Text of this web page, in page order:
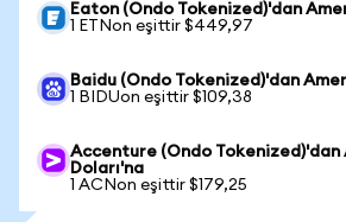
Eaton (Ondo Tokenized)'dan
1 ETNon eşittir $449,97
Baidu (Ondo Tokenized)'dan
1 BIDUon eşittir $109,38
Accenture (Ondo Tokenized)'dan
Doları'na
1 ACNon eşittir $179,25